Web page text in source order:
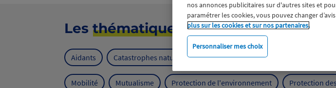
Les thématiques
Aidants Catastrophes naturelles Climat Engagement
Mobilité Mutualisme Protection de l'environnement Protection
nos annonces publicitaires sur d'autres sites et
paramétrer les cookies, vous pouvez changer
plus sur les cookies et sur nos partenaires.
Personnaliser mes choix